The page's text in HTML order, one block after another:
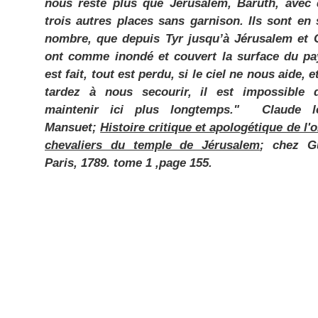
nous reste plus que Jérusalem, Baruth, avec
trois autres places sans garnison. Ils sont en
nombre, que depuis Tyr jusqu’à Jérusalem et
ont comme inondé et couvert la surface du
est fait, tout est perdu, si le ciel ne nous aide,
tardez à nous secourir, il est impossible
maintenir ici plus longtemps." Claude
Mansuet;Histoire critique et apologétique de
chevaliers du temple de Jérusalem; chez
Paris, 1789. tome 1 ,page 155.